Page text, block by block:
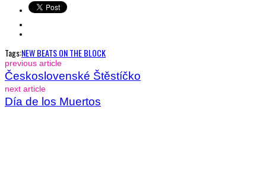
Tags:NEW BEATS ON THE BLOCK
previous article
Československé Štěstíčko
next article
Día de los Muertos